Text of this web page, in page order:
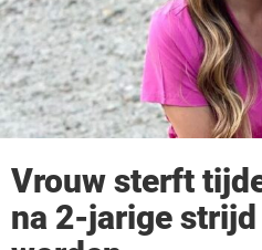
Vrouw sterft
na 2-jarige